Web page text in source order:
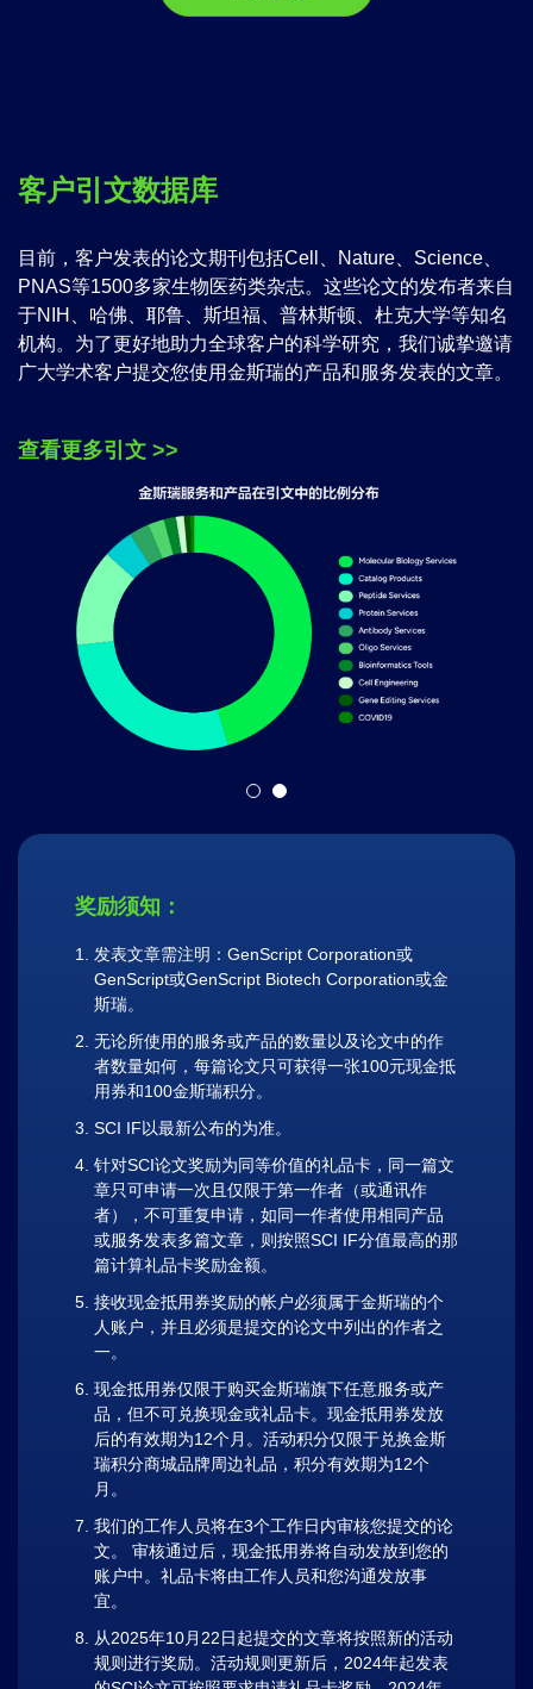
客户引文数据库
目前，客户发表的论文期刊包括Cell、Nature、Science、
PNAS等1500多家生物医药类杂志。这些论文的发布者来自
于NIH、哈佛、耶鲁、斯坦福、普林斯顿、杜克大学等知名
机构。为了更好地助力全球客户的科学研究，我们诚挚邀请
广大学术客户提交您使用金斯瑞的产品和服务发表的文章。
查看更多引文 >>
奖励须知：
发表文章需注明：GenScript Corporation或
GenScript或GenScript Biotech Corporation或金
斯瑞。
无论所使用的服务或产品的数量以及论文中的作
者数量如何，每篇论文只可获得一张100元现金抵
用券和100金斯瑞积分。
SCI IF以最新公布的为准。
针对SCI论文奖励为同等价值的礼品卡，同一篇文
章只可申请一次且仅限于第一作者（或通讯作
者），不可重复申请，如同一作者使用相同产品
或服务发表多篇文章，则按照SCI IF分值最高的那
篇计算礼品卡奖励金额。
接收现金抵用券奖励的帐户必须属于金斯瑞的个
人账户，并且必须是提交的论文中列出的作者之
一。
现金抵用券仅限于购买金斯瑞旗下任意服务或产
品，但不可兑换现金或礼品卡。现金抵用券发放
后的有效期为12个月。活动积分仅限于兑换金斯
瑞积分商城品牌周边礼品，积分有效期为12个
月。
我们的工作人员将在3个工作日内审核您提交的论
文。 审核通过后，现金抵用券将自动发放到您的
账户中。礼品卡将由工作人员和您沟通发放事
宜。
从2025年10月22日起提交的文章将按照新的活动
规则进行奖励。活动规则更新后，2024年起发表